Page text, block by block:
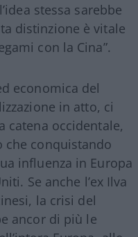
stessa sarebbe
distinzione è vitale
con la Cina”.
economica del
in atto, ci
catena occidentale,
che conquistando
influenza in Europa
Se anche l’ex Ilva
la crisi del
ancor di più le